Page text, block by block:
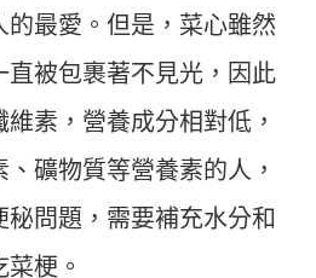
的最愛。但是，菜心雖然
直被包裹著不見光，因此
素，營養成分相對低，
礦物質等營養素的人，
問題，需要補充水分和
梗。